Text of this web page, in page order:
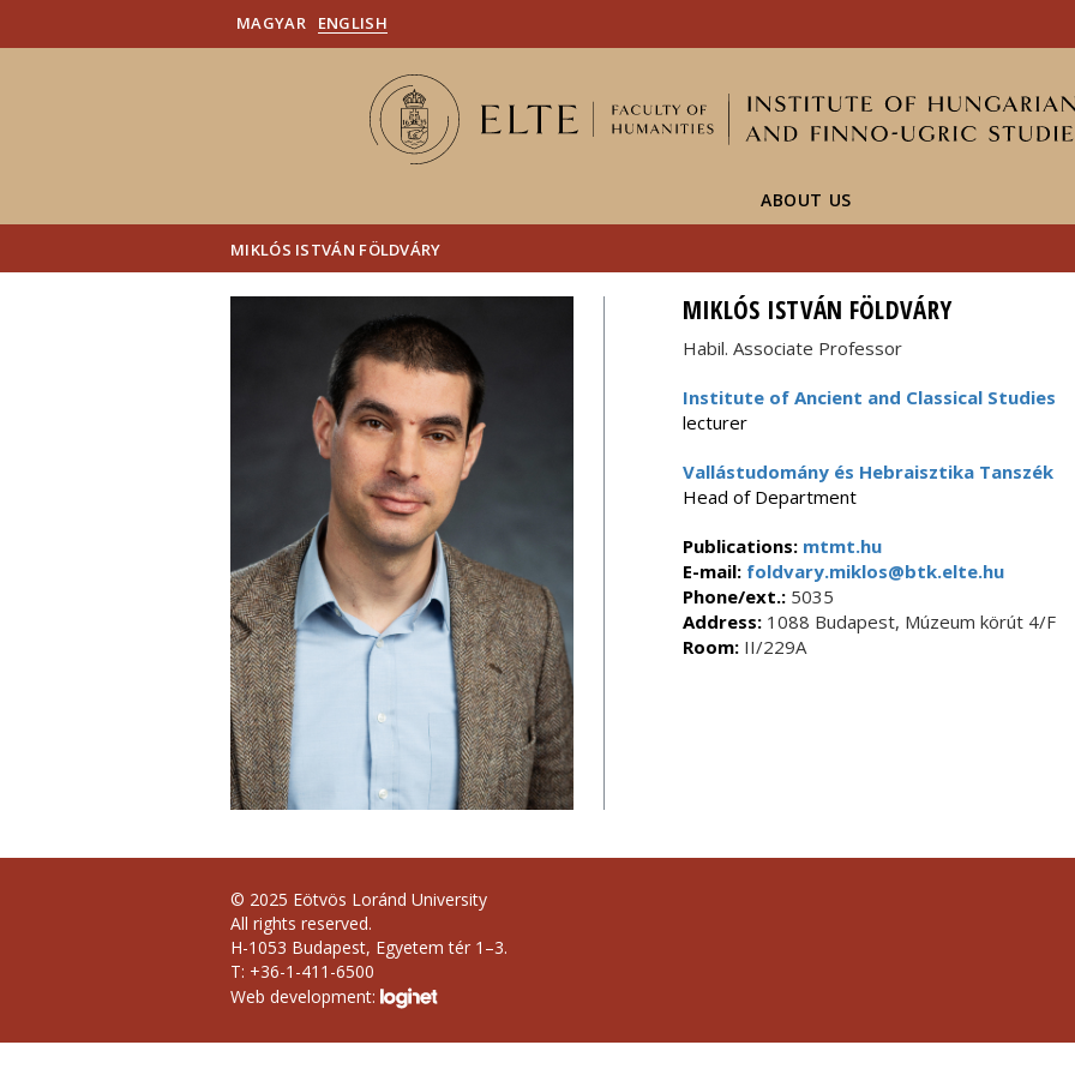
MAGYAR ENGLISH
ABOUT US
MIKLÓS ISTVÁN FÖLDVÁRY
MIKLÓS ISTVÁN FÖLDVÁRY
Habil. Associate Professor
Institute of Ancient and Classical Studies
lecturer
Vallástudomány és Hebraisztika Tanszék
Head of Department
Publications: mtmt.hu
E-mail:foldvary.miklos@btk.elte.hu
Phone/ext.:5035
Address:1088 Budapest, Múzeum körút 4/F
Room:II/229A
© 2025 Eötvös Loránd University
All rights reserved.
H-1053 Budapest, Egyetem tér 1–3.
T: +36-1-411-6500
Web development: